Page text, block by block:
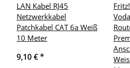
LAN Kabel RJ45
Netzwerkkabel
Patchkabel CAT 6a Weiß
10 Meter
9,10 €*